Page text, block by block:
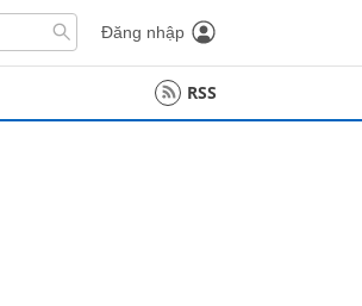
Đăng nhập
RSS